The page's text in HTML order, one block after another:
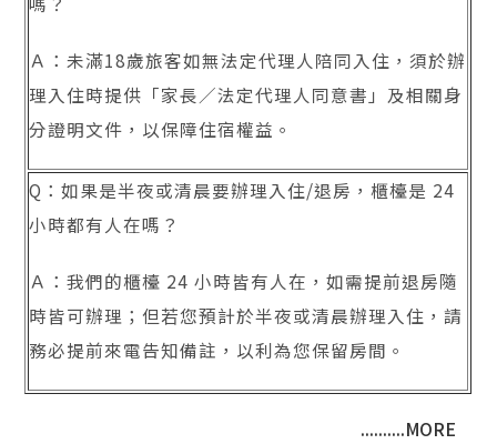
Ａ：未滿18歲旅客如無法定代理人陪同入住，須於辦
理入住時提供「家長／法定代理人同意書」及相關身
分證明文件，以保障住宿權益。
Q：如果是半夜或清晨要辦理入住/退房，櫃檯是 24
小時都有人在嗎？
Ａ：我們的櫃檯 24 小時皆有人在，如需提前退房隨
時皆可辦理；但若您預計於半夜或清晨辦理入住，請
務必提前來電告知備註，以利為您保留房間。
..........MORE